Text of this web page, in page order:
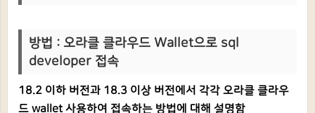
방법 : 오라클 클라우드 Wallet으로 sql
developer 접속
18.2 이하 버전과 18.3 이상 버전에서 각각 오라클 클라우
드 wallet 사용하여 접속하는 방법에 대해 설명함